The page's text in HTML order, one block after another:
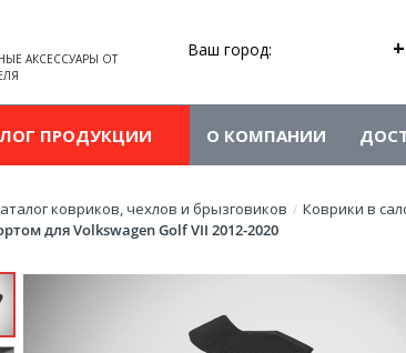
АКСЕССУАРЫ ОТ
Ваш город:
ПРОДУКЦИИ О КОМПАНИИ
ковриков, чехлов и брызговиков / Коврики в
для Volkswagen Golf VII 2012-2020